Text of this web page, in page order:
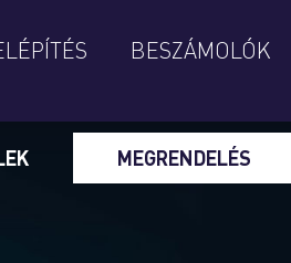
BESZÁMOLÓK
MEGRENDELÉS